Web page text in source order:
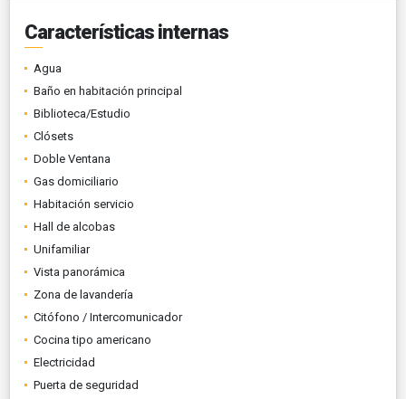
Características internas
Agua
Baño en habitación principal
Biblioteca/Estudio
Clósets
Doble Ventana
Gas domiciliario
Habitación servicio
Hall de alcobas
Unifamiliar
Vista panorámica
Zona de lavandería
Citófono / Intercomunicador
Cocina tipo americano
Electricidad
Puerta de seguridad